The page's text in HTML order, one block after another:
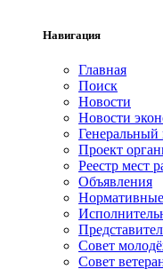
Навигация
Главная
Поиск
Новости
Новости
Генеральный
Проект
Реестр мест
Объявления
Совет
Совет